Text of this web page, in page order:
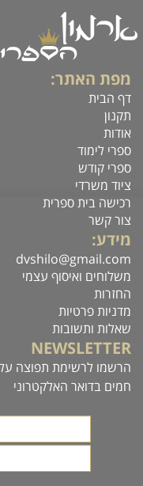
מפת האתר:
דף הבית
תקנון
אודות
ספרי לימוד
ספרי קודש
ציוד משרדי
רכישה בית ספרית
צור קשר
מידע:
dvshilo@gmail.com
משלוחים ואיסוף עצמי
החזרות
מדניות פרטיות
שאלות ותשובות
NEWSLETTER
הרשמו לרשימת תפוצה
חמים בדואר האלקטרוני